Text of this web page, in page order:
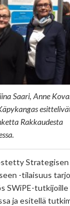
Saari, Anne
Rakkaudesta
-tilaisuus
SWiPE-
ja esitellä